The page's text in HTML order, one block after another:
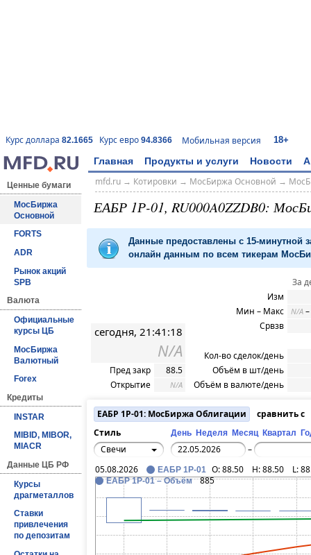
Курс доллара 82.1665 Курс евро 94.8366 Мобильная версия 18+
Главная Продукты и услуги Новости
Ценные бумаги
МосБиржа
Основной
FORTS
ADR
Рынок акций
SPB
Валюта
Официальные
курсы ЦБ
МосБиржа
Валютный
Forex
Кредиты
INSTAR
MIBID, MIBOR,
MIACR
Данные ЦБ РФ
Курсы
драгметаллов
Ставки
привлечения
по депозитам
mfd.ru→ Котировки → МосБиржа Основной →
ЕАБР 1Р-01, RU000A0ZZDB0:
Данные предоставлены с 15-минутной
онлайн данным по всем тикерам
сегодня, 21:41:18
N/A
Пред закр
88.5
Открытие
N/A
За
Изм
Мин – Макс
N/A –
Срвзв
Кол-во сделок/день
Объём в шт/день
Объём в валюте/день
ЕАБР 1Р-01: МосБиржа Облигации
сравнить с
Стиль
День Неделя Месяц Квартал
Свечи
–
05.08.2026
ЕАБР 1Р-01 O:88.50 H:88.50 L:
ЕАБР 1Р-01 – Объём 885